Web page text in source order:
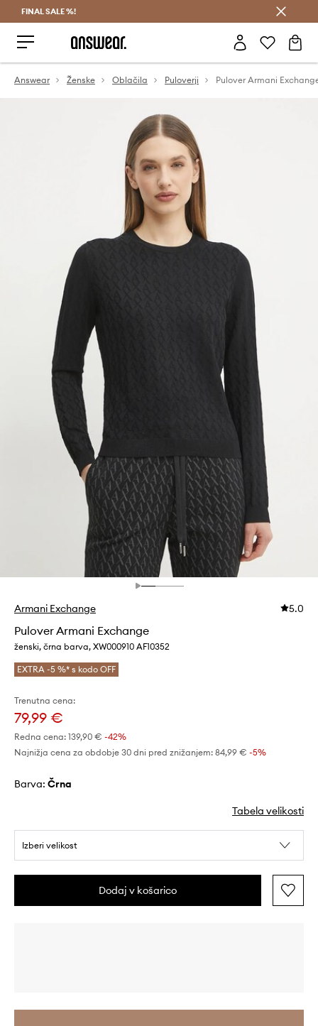
FINAL SALE %!
Answear Ženske Oblačila Puloverji Pulover Armani
Armani Exchange 5.0
Pulover Armani Exchange
ženski, črna barva, XW000910 AF10352
EXTRA -5 %* s kodo OFF
Trenutna cena:
79,99 €
Redna cena: 139,90 € -42%
Najnižja cena za obdobje 30 dni pred znižanjem: 84,99 € -5%
Barva: črna
Tabela velikosti
Izberi velikost
Dodaj v košarico